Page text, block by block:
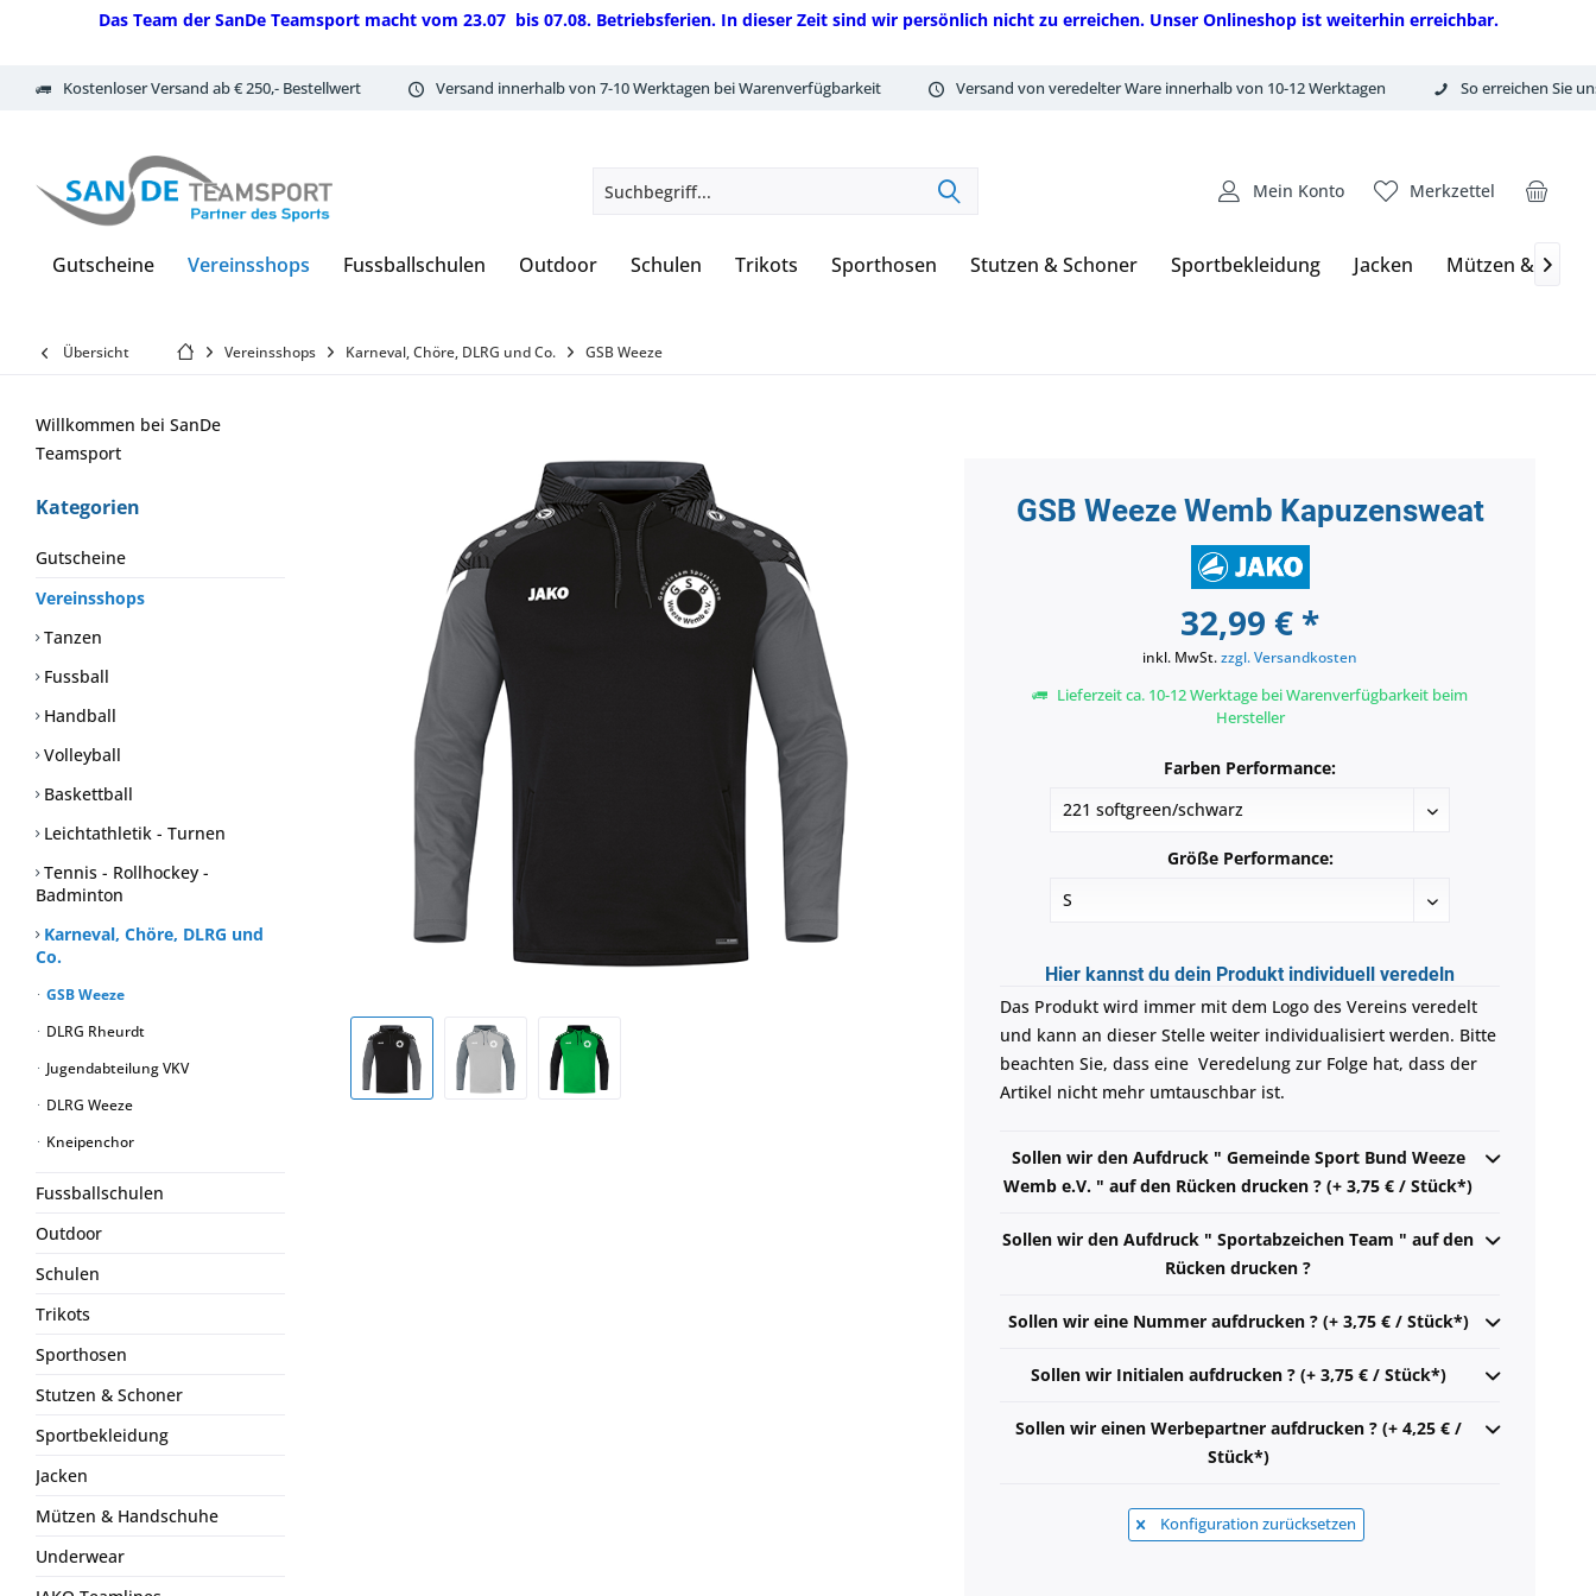
Das Team der SanDe Teamsport macht vom 23.07 bis 07.08. Betriebsferien. In dieser Zeit sind wir persönlich nicht zu erreichen. Unser Onlineshop ist weiterhin erreichbar.
Kostenloser Versand ab € 250,- Bestellwert Versand innerhalb von 7-10 Werktagen bei Warenverfügbarkeit Versand von veredelter Ware innerhalb von 10-12 Werktagen So erreichen Sie
Merkzettel
Mein Konto
Gutscheine Vereinsshops Fussballschulen Outdoor Schulen Trikots Sporthosen Stutzen & Schoner Sportbekleidung Jacken Mützen & 
Übersicht Vereinsshops Karneval, Chöre, DLRG und Co. GSB Weeze
Willkommen bei SanDe
Teamsport
Kategorien
Gutscheine
Vereinsshops
Tanzen
Fussball
Handball
Volleyball
Baskettball
Leichtathletik - Turnen
Tennis - Rollhockey -
Badminton
Karneval, Chöre, DLRG und
Co.
GSB Weeze
DLRG Rheurdt
Jugendabteilung VKV
DLRG Weeze
Kneipenchor
Fussballschulen
Outdoor
Schulen
Trikots
Sporthosen
Stutzen & Schoner
Sportbekleidung
Jacken
Mützen & Handschuhe
Underwear
GSB Weeze Wemb Kapuzensweat
32,99 € *
inkl. MwSt.zzgl. Versandkosten
Lieferzeit ca. 10-12 Werktage bei Warenverfügbarkeit beim
Hersteller
Farben Performance:
Größe Performance:
Hier kannst du dein Produkt individuell veredeln
Das Produkt wird immer mit dem Logo des Vereins veredelt
und kann an dieser Stelle weiter individualisiert werden. Bitte
beachten Sie, dass eine Veredelung zur Folge hat, dass der
Artikel nicht mehr umtauschbar ist.
Sollen wir den Aufdruck " Gemeinde Sport Bund Weeze
Wemb e.V. " auf den Rücken drucken ? (+ 3,75 € / Stück*)
Sollen wir den Aufdruck " Sportabzeichen Team " auf den
Rücken drucken ?
Sollen wir eine Nummer aufdrucken ? (+ 3,75 € / Stück*)
Sollen wir Initialen aufdrucken ? (+ 3,75 € / Stück*)
Sollen wir einen Werbepartner aufdrucken ? (+ 4,25 € /
Stück*)
Konfiguration zurücksetzen